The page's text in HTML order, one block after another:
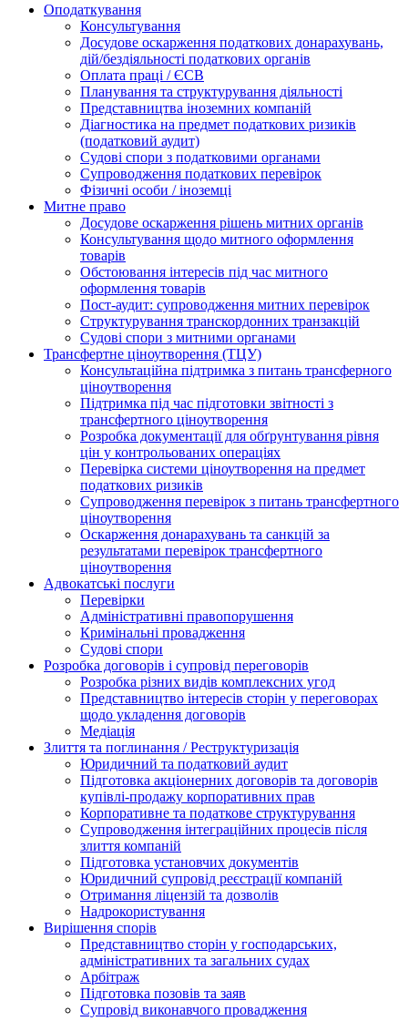
Оподаткування
Консультування
Досудове оскарження податкових донарахувань,
дій/бездіяльності податкових органів
Оплата праці / ЄСВ
Планування та структурування діяльності
Представництва іноземних компаній
Діагностика на предмет податкових ризиків
(податковий аудит)
Судові спори з податковими органами
Супроводження податкових перевірок
Фізичні особи / іноземці
Митне право
Досудове оскарження рішень митних органів
Консультування щодо митного оформлення
товарів
Обстоювання інтересів під час митного
оформлення товарів
Пост-аудит: супроводження митних перевірок
Структурування транскордонних транзакцій
Судові спори з митними органами
Трансфертне ціноутворення (ТЦУ)
Консультаційна підтримка з питань трансферного
ціноутворення
Підтримка під час підготовки звітності з
трансфертного ціноутворення
Розробка документації для обґрунтування рівня
цін у контрольованих операціях
Перевірка системи ціноутворення на предмет
податкових ризиків
Супроводження перевірок з питань трансфертного
ціноутворення
Оскарження донарахувань та санкцій за
результатами перевірок трансфертного
ціноутворення
Адвокатські послуги
Перевірки
Адміністративні правопорушення
Кримінальні провадження
Судові спори
Розробка договорів і супровід переговорів
Розробка різних видів комплексних угод
Представництво інтересів сторін у переговорах
щодо укладення договорів
Медіація
Злиття та поглинання / Реструктуризація
Юридичний та податковий аудит
Підготовка акціонерних договорів та договорів
купівлі-продажу корпоративних прав
Корпоративне та податкове структурування
Супроводження інтеграційних процесів після
злиття компаній
Підготовка установчих документів
Юридичний супровід реєстрації компаній
Отримання ліцензій та дозволів
Надрокористування
Вирішення спорів
Представництво сторін у господарських,
адміністративних та загальних судах
Арбітраж
Підготовка позовів та заяв
Супровід виконавчого провадження